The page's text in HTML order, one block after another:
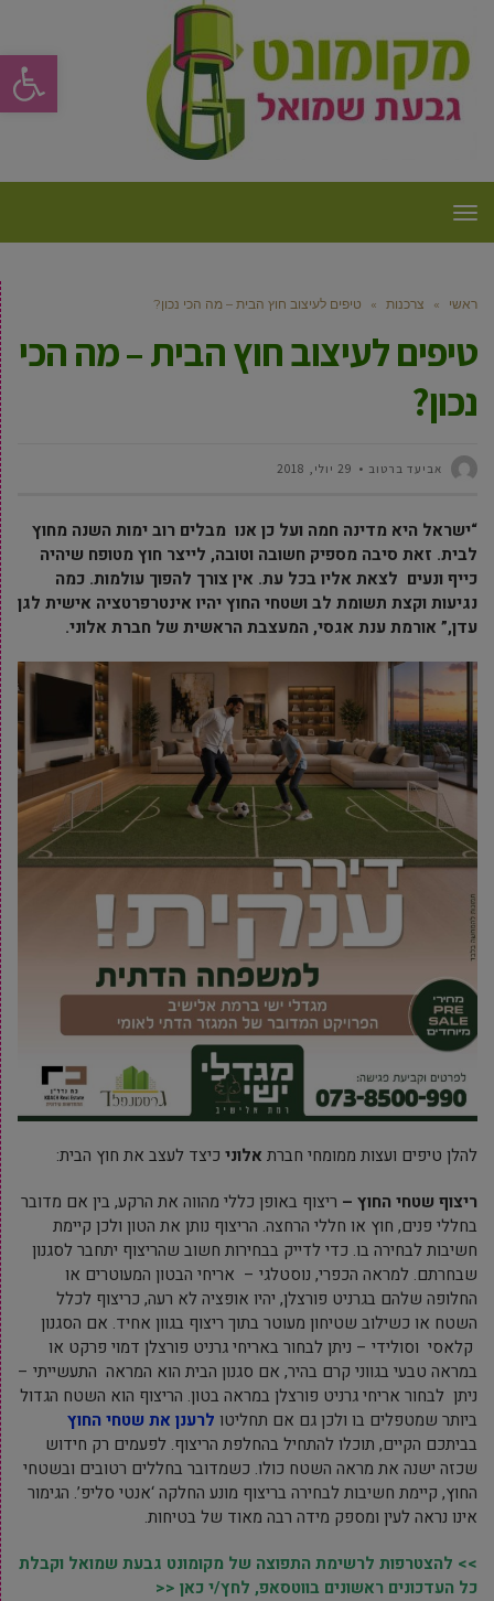
פתח
תפריט
ראשי » צרכנות » טיפים לעיצוב חוץ הבית – מה הכי נכון?
טיפים לעיצוב חוץ הבית – מה הכי
נכון?
אביעד ברטוב 29 יולי, 2018
“ישראל היא מדינה חמה ועל כן אנו מבלים רוב ימות השנה מחוץ
לבית. זאת סיבה מספיק חשובה וטובה, לייצר חוץ מטופח שיהיה
כייף ונעים לצאת אליו בכל עת. אין צורך להפוך עולמות. כמה
נגיעות וקצת תשומת לב ושטחי החוץ יהיו אינטרפרטציה אישית לגן
עדן,” אורמת ענת אגסי, המעצבת הראשית של חברת אלוני.
להלן טיפים ועצות ממומחי חברת אלוני כיצד לעצב את חוץ הבית:
ריצוף שטחי החוץ – ריצוף באופן כללי מהווה את הרקע, בין אם מדובר
בחללי פנים, חוץ או חללי הרחצה. הריצוף נותן את הטון ולכן קיימת
חשיבות לבחירה בו. כדי לדייק בבחירות חשוב שהריצוף יתחבר לסגנון
שבחרתם. למראה הכפרי, נוסטלגי – אריחי הבטון המעוטרים או
החלופה שלהם בגרניט פורצלן, יהיו אופציה לא רעה, כריצוף לכלל
השטח או כשילוב שטיחון מעוטר בתוך ריצוף בגוון אחיד. אם הסגנון
קלאסי וסולידי – ניתן לבחור באריחי גרניט פורצלן דמוי פרקט או
במראה טבעי בגווני קרם בהיר, אם סגנון הבית הוא המראה התעשייתי –
ניתן לבחור אריחי גרניט פורצלן במראה בטון. הריצוף הוא השטח הגדול
ביותר שמטפלים בו ולכן גם אם תחליטו לרענן את שטחי החוץ
בביתכם הקיים, תוכלו להתחיל בהחלפת הריצוף. לפעמים רק חידוש
שכזה ישנה את מראה השטח כולו. כשמדובר בחללים רטובים ובשטחי
החוץ, קיימת חשיבות לבחירה בריצוף מונע החלקה ‘אנטי סליפ’. הגימור
אינו נראה לעין ומספק מידה רבה מאוד של בטיחות.
>> להצטרפות לרשימת התפוצה של מקומונט גבעת שמואל וקבלת
כל העדכונים ראשונים בווטסאפ, לחץ/י כאן <<